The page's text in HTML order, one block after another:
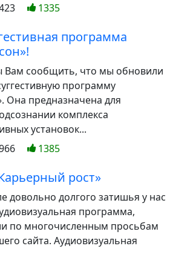
1335
программа
Вам сообщить, что мы обновили
программу
Она предназначена для
комплекса
установок...
1385
рост»
довольно долгого затишья у нас
программа,
по многочисленным просьбам
сайта. Аудиовизуальная